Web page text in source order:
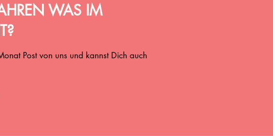
WAS IM
Post von uns und kannst Dich auch